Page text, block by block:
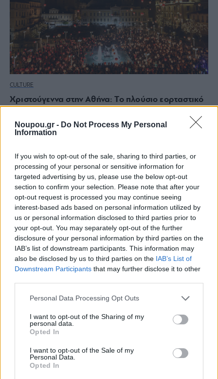
Noupou.gr - Do Not Process My Personal
Information
If you wish to opt-out of the sale, sharing to third parties, or
processing of your personal or sensitive information for
targeted advertising by us, please use the below opt-out
section to confirm your selection. Please note that after your
opt-out request is processed you may continue seeing
interest-based ads based on personal information utilized by
us or personal information disclosed to third parties prior to
your opt-out. You may separately opt-out of the further
disclosure of your personal information by third parties on the
IAB’s list of downstream participants. This information may
also be disclosed by us to third parties on the IAB’s List of
Downstream Participants that may further disclose it to other
Please note that this website/app uses one or more Google
not limited to your visit or usage behaviour. You may click to
grant or deny consent to Google and its third-party tags to
use your data for below specified purposes in below Google
consent section.
Personal Data Processing Opt Outs
I want to opt-out of the Sharing of my
personal data.
Opted In
I want to opt-out of the Sale of my
Personal Data.
Opted In
CULTURE
Χριστούγεννα στην Αθήνα: Το πλούσιο εορταστικό
26ο Παζάρι Βιβλίου 2023: Χιλιάδες βιβλία σε τιμές
έκπληξη στην Πλατεία Κλαυθμώνος